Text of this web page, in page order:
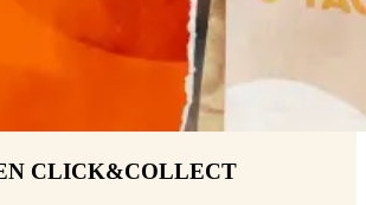
CLICK&COLLECT